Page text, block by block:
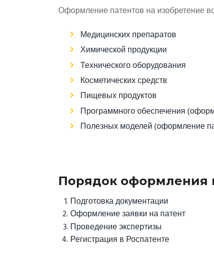
Оформление патентов на изобретение
Медицинских препаратов
Химической продукции
Технического оборудования
Косметических средств
Пищевых продуктов
Программного обеспечения
Полезных моделей (оформление
Порядок оформления
Подготовка документации
Оформление заявки на патент
Проведение экспертизы
Регистрация в Роспатенте